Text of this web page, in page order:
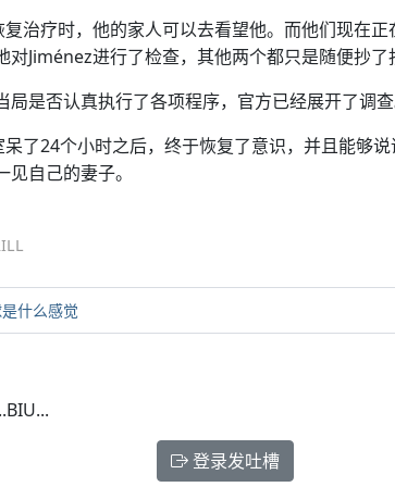
治疗时，他的家人可以去看望他。而他们现在
对Jiménez进行了检查，其他两个都只是随便抄了
局是否认真执行了各项程序，官方已经展开了调查
了24个小时之后，终于恢复了意识，并且能够说
自己的妻子。
什么感觉
登录发吐槽